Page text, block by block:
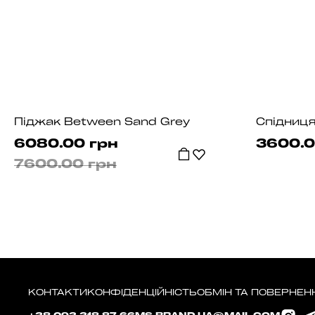
Піджак Between Sand Grey
6080.00 грн
7600.00 грн
КОНТАКТИ КОНФІДЕНЦІЙНІСТЬОБМІН ТА